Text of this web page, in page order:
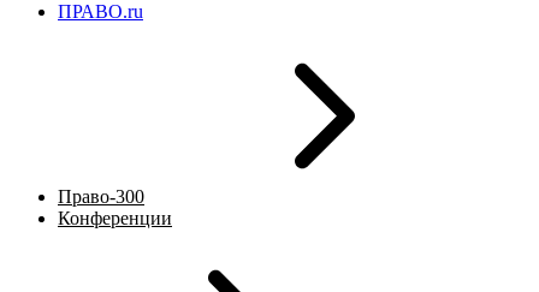
ПРАВО.ru
Право-300
Конференции